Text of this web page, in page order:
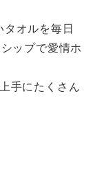
オルを毎日
ップで愛情ホ
手にたくさん